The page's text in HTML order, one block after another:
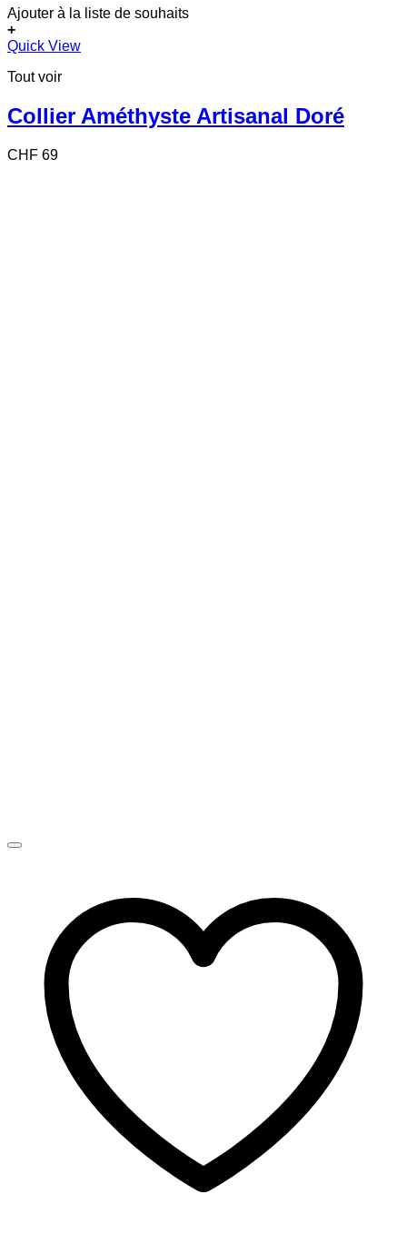
Ajouter à la liste de souhaits
+
Quick View
Tout voir
Collier Améthyste Artisanal Doré
CHF 69